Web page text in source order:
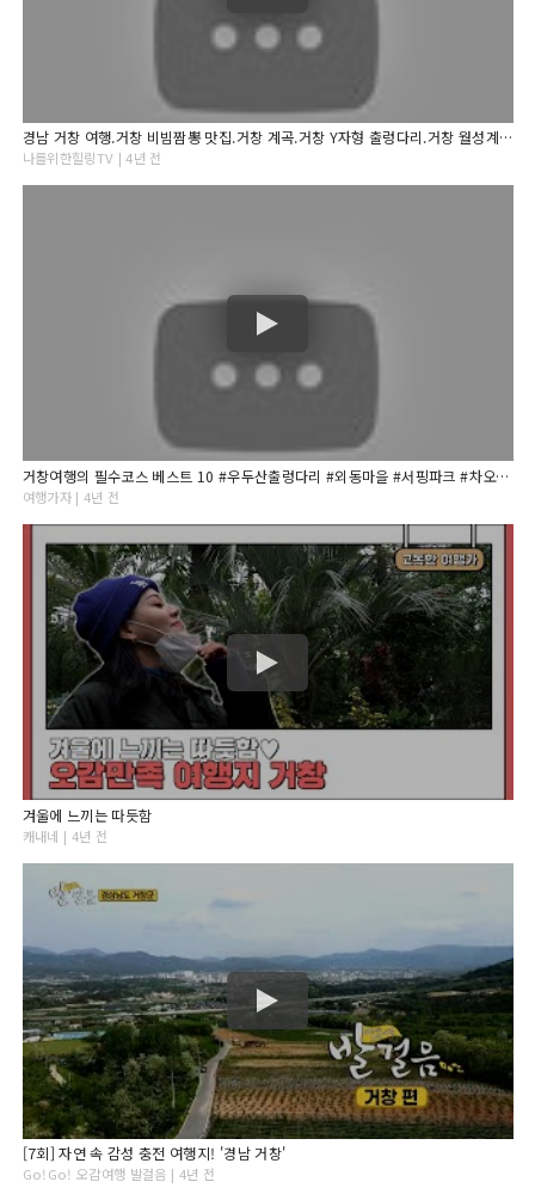
경남 거창 여행.거창 비빔짬뽕 맛집.거창 계곡.거창 Y자형 출렁다리.거창 월성계곡 사선대와 수승대
나를위한힐링TV | 4년 전
거창여행의 필수코스 베스트 10 #우두산출렁다리 #외동마을 #서핑파크 #차오원 #월성우주창의과학관 #사과테마파크
여행가자 | 4년 전
겨울에 느끼는 따듯함
캐내네 | 4년 전
[7회] 자연 속 감성 충전 여행지! '경남 거창'
Go!Go! 오감여행 발걸음 | 4년 전